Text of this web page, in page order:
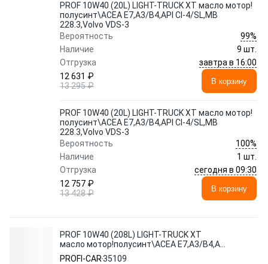
PROF 10W40 (20L) LIGHT-TRUCK XT масло мотор!
полусинт\ACEA E7,A3/B4,API CI-4/SL,MB
228.3,Volvo VDS-3
Вероятность
99%
Наличие
9 шт.
Отгрузка
завтра в 16:00
12 631 ₽
13 295 ₽
В корзину
PROF 10W40 (20L) LIGHT-TRUCK XT масло мотор!
полусинт\ACEA E7,A3/B4,API CI-4/SL,MB
228.3,Volvo VDS-3
Вероятность
100%
Наличие
1 шт.
Отгрузка
сегодня в 09:30
12 757 ₽
13 428 ₽
В корзину
PROF 10W40 (208L) LIGHT-TRUCK XT
масло мотор!полусинт\ACEA E7,A3/B4,API
CI-4/SL,MB 228.3,Volvo VDS-3
PROFI-CAR35109